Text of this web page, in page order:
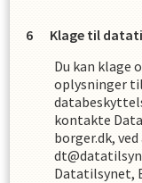
Klage til
Du kan klage
oplysninger
kontakte
borger.dk,
Datatilsynet,